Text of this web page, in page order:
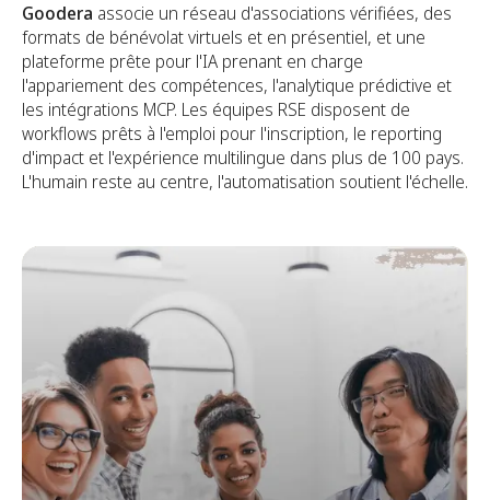
Goodera associe un réseau d'associations vérifiées, des
formats de bénévolat virtuels et en présentiel, et une
plateforme prête pour l'IA prenant en charge
l'appariement des compétences, l'analytique prédictive et
les intégrations MCP. Les équipes RSE disposent de
workflows prêts à l'emploi pour l'inscription, le reporting
d'impact et l'expérience multilingue dans plus de 100 pays.
L'humain reste au centre, l'automatisation soutient l'échelle.